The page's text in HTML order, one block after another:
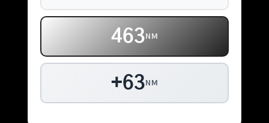
463 NM
+63 NM